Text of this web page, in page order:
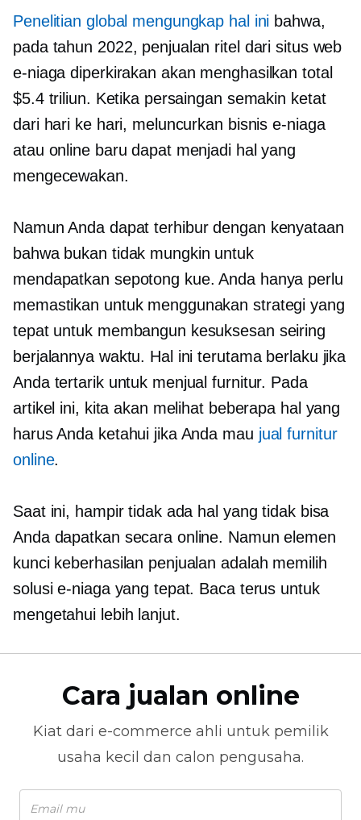
Penelitian global mengungkap hal ini bahwa,
pada tahun 2022, penjualan ritel dari situs web
e-niaga diperkirakan akan menghasilkan total
$5.4 triliun. Ketika persaingan semakin ketat
dari hari ke hari, meluncurkan bisnis e-niaga
atau online baru dapat menjadi hal yang
mengecewakan.
Namun Anda dapat terhibur dengan kenyataan
bahwa bukan tidak mungkin untuk
mendapatkan sepotong kue. Anda hanya perlu
memastikan untuk menggunakan strategi yang
tepat untuk membangun kesuksesan seiring
berjalannya waktu. Hal ini terutama berlaku jika
Anda tertarik untuk menjual furnitur. Pada
artikel ini, kita akan melihat beberapa hal yang
harus Anda ketahui jika Anda mau jual furnitur
online.
Saat ini, hampir tidak ada hal yang tidak bisa
Anda dapatkan secara online. Namun elemen
kunci keberhasilan penjualan adalah memilih
solusi e-niaga yang tepat. Baca terus untuk
mengetahui lebih lanjut.
Cara jualan online
Kiat dari e-commerce ahli untuk pemilik
usaha kecil dan calon pengusaha.